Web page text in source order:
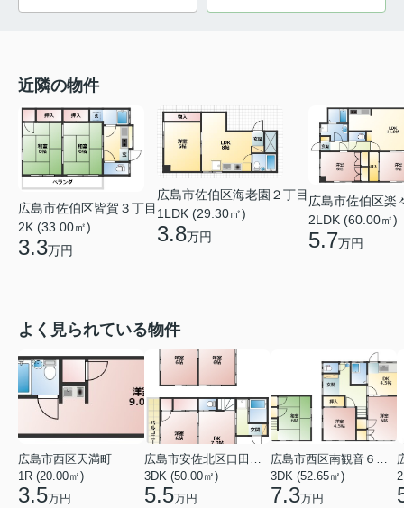
近隣の物件
広島市佐伯区皆賀３丁目
2K (33.00㎡)
3.3万円
広島市佐伯区海老園２丁目
1LDK (29.30㎡)
3.8万円
広島市佐伯区楽
2LDK (60.00㎡)
5.7万円
よく見られている物件
広島市西区天満町
1R (20.00㎡)
3.5万円
3DK (50.00㎡)
5.5万円
3DK (52.65㎡)
7.3万円